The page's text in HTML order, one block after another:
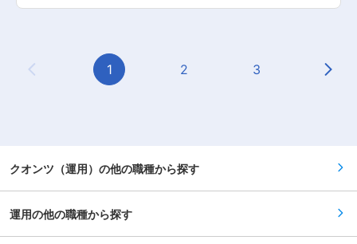
切なアドバイスを提供するプロフェッショナル集
折衝 ■業務の魅力： ・本邦トップクラスの金融
機関において、リスク管理高度化を担うモデル開
発に携わることができます。 ・銀行に加え、信
備されています。 ・多様なキャリアパスがありま
す。本人の志向や適正に応じ、マネジメントを目
指すキャリアパスのほか、高い専門性を認定する
■身につくスキル ・金融工学・統計解析に関する
Previous Page
1 2 3
クオンツ（運用）の他の職種から探す
運用の他の職種から探す